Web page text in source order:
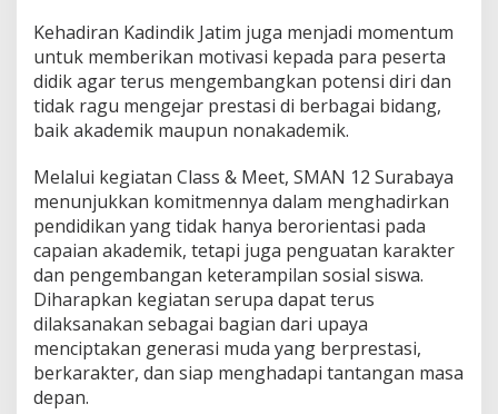
Kehadiran Kadindik Jatim juga menjadi momentum
untuk memberikan motivasi kepada para peserta
didik agar terus mengembangkan potensi diri dan
tidak ragu mengejar prestasi di berbagai bidang,
baik akademik maupun nonakademik.
Melalui kegiatan Class & Meet, SMAN 12 Surabaya
menunjukkan komitmennya dalam menghadirkan
pendidikan yang tidak hanya berorientasi pada
capaian akademik, tetapi juga penguatan karakter
dan pengembangan keterampilan sosial siswa.
Diharapkan kegiatan serupa dapat terus
dilaksanakan sebagai bagian dari upaya
menciptakan generasi muda yang berprestasi,
berkarakter, dan siap menghadapi tantangan masa
depan.